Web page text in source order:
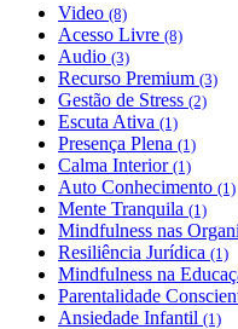
Video (8)
Acesso Livre (8)
Audio (3)
Recurso Premium (3)
Gestão de Stress (2)
Escuta Ativa (1)
Presença Plena (1)
Calma Interior (1)
Auto Conhecimento (1)
Mente Tranquila (1)
Mindfulness nas
Resiliência Jurídica (1)
Mindfulness na
Parentalidade
Ansiedade Infantil (1)